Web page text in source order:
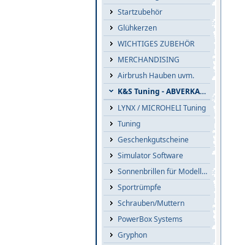
Startzubehör
Glühkerzen
WICHTIGES ZUBEHÖR
MERCHANDISING
Airbrush Hauben uvm.
K&S Tuning - ABVERKAUF
LYNX / MICROHELI Tuning
Tuning
Geschenkgutscheine
Simulator Software
Sonnenbrillen für Modellflieger
Sportrümpfe
Schrauben/Muttern
PowerBox Systems
Gryphon